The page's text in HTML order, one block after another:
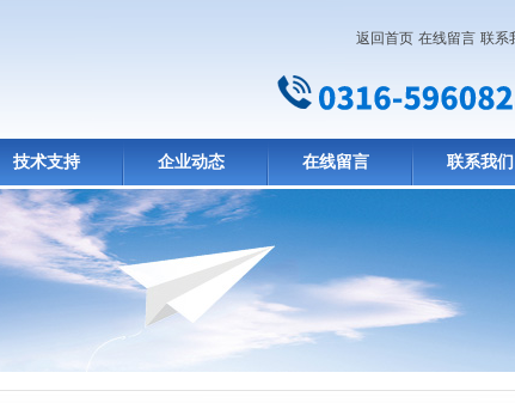
返回首页 在线留言 联系
技术支持 企业动态 在线留言 联系我们